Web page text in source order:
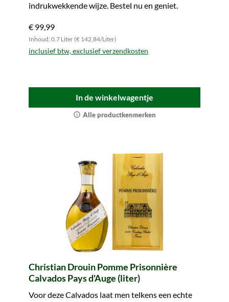
indrukwekkende wijze. Bestel nu en geniet.
€ 99,99
Inhoud: 0.7 Liter (€ 142,84/Liter)
inclusief btw, exclusief verzendkosten
In de winkelwagentje
Alle productkenmerken
Christian Drouin Pomme Prisonnière
Calvados Pays d'Auge (liter)
Voor deze Calvados laat men telkens een echte